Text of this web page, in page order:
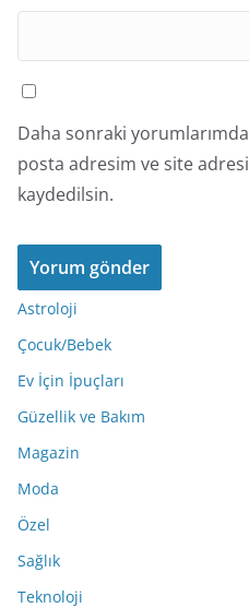
Daha sonraki yorumlarımda
posta adresim ve site
kaydedilsin.
Astroloji
Çocuk/Bebek
Ev İçin İpuçları
Güzellik ve Bakım
Magazin
Moda
Özel
Sağlık
Teknoloji